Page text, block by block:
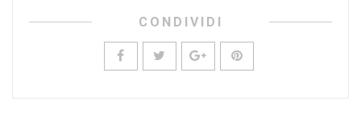
CONDIVIDI